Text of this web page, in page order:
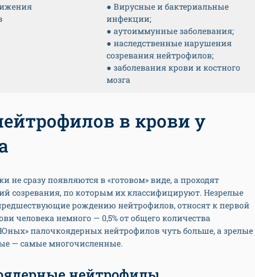
● Вирусные и бактериальные
инфекции;
● аутоиммунные заболевания;
● наследственные нарушения
созревания нейтрофилов;
● заболевания крови и костного
мозга
в крови у
не сразу появляются в «готовом» виде, а проходят
созревания, по которым их классифицируют. Незрелые
рождению нейтрофилов, относят к первой
человека немного — 0,5% от общего количества
палочкоядерных нейтрофилов чуть больше, а зрелые
— самые многочисленные.